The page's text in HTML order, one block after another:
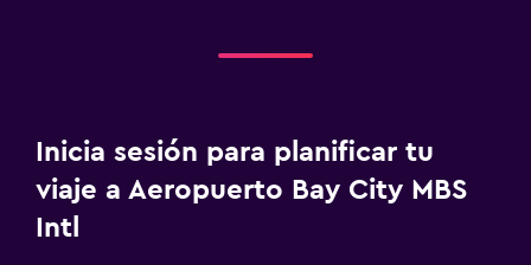
Inicia sesión para planificar tu
viaje a Aeropuerto Bay City MBS
Intl